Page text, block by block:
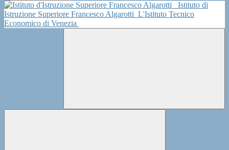
Istituto di
Istruzione Superiore Francesco Algarotti L'Istituto Tecnico
Economico di Venezia